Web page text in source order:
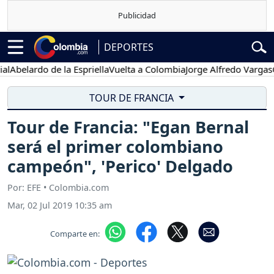
DEPORTES
de la EspriellaVuelta a ColombiaJorge Alfredo Vargas
TOUR DE FRANCIA
Tour de Francia: "Egan Bernal
será el primer colombiano
campeón", 'Perico' Delgado
Por: EFE • Colombia.com
Mar, 02 Jul 2019 10:35 am
Comparte en: